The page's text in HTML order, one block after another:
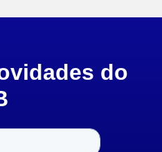
do